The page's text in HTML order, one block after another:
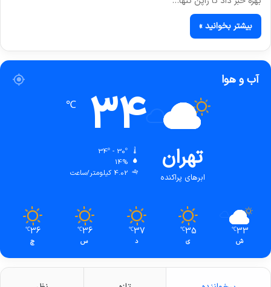
بیشتر بخوانید »
آب و هوا
تهران
ابرهای پراکنده
34
℃
14%
4.02 کیلومتر/ساعت
33
℃
ش
35
℃
ی
37
℃
د
36
℃
س
36
℃
چ